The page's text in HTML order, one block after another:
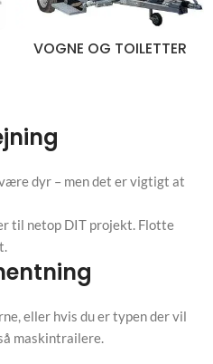
VOGNE OG TOILETTER
dyr – men det er vigtigt at
til netop DIT projekt. Flotte
eller hvis du er typen der vil
maskintrailere.